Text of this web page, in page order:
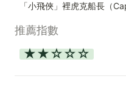
「小飛俠」裡虎克船長（
推薦指數
★★☆☆☆